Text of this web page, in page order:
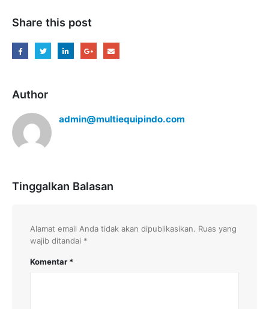
Share this post
Author
admin@multiequipindo.com
Tinggalkan Balasan
Alamat email Anda tidak akan dipublikasikan. Ruas yang
wajib ditandai *
Komentar *